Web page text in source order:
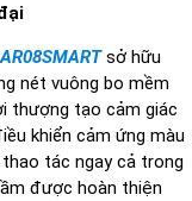
sở hữu
nét vuông bo mềm
thượng tạo cảm giác
khiển cảm ứng màu
tác ngay cả trong
được hoàn thiện